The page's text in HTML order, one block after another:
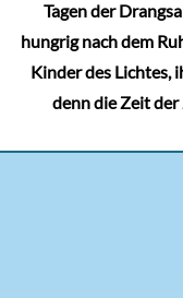
Tagen der
hungrig nach dem
Kinder des Lichtes,
denn die Zeit der